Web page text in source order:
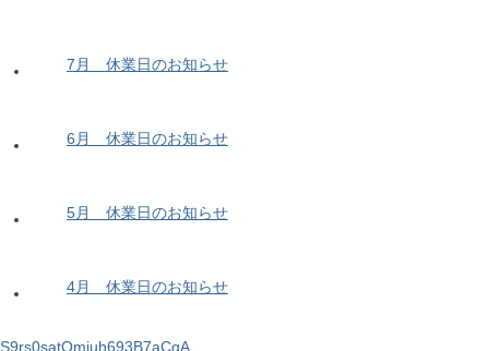
7月 休業日のお知らせ
6月 休業日のお知らせ
5月 休業日のお知らせ
4月 休業日のお知らせ
S9rs0satQmiuh693B7aCgA